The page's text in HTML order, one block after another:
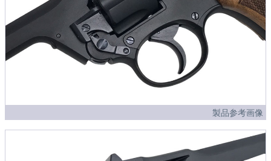
製品参考画像